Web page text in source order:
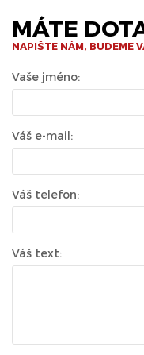
MÁTE
NAPIŠTE NÁM, BUDEME
Vaše jméno:
Váš e-mail:
Váš telefon:
Váš text: